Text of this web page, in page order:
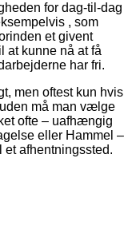
for dag-til-dag
, som
et givent
at kunne nå at få
har fri.
men oftest kun hvis
må man vælge
ofte – uafhængig
eller Hammel –
et afhentningssted.